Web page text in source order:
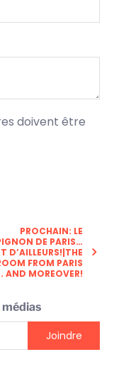
doivent être
PROCHAIN: LE
DE PARIS…
D’AILLEURS!|THE
FROM PARIS
AND MOREOVER!